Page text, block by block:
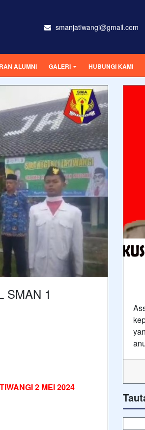
smanjatiwangi@gmail.com
ALUMNI GALERI HUBUNGI KAMI
SMAN 1
2 MEI 2024